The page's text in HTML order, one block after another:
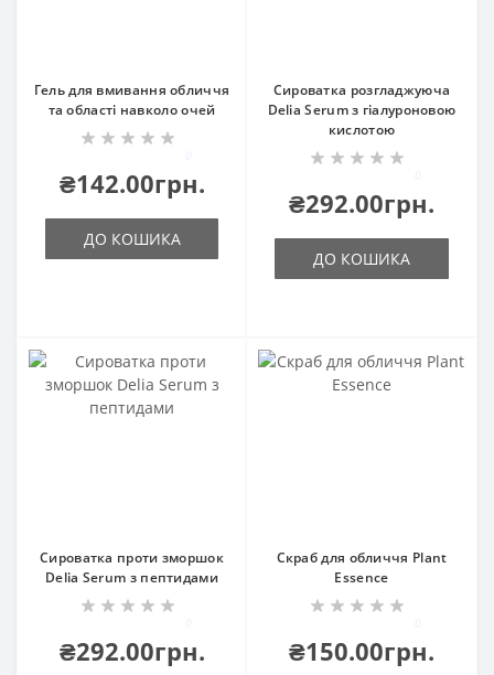
Гель для вмивання обличчя
та області навколо очей
₴142.00грн.
ДО КОШИКА
Сироватка розгладжуюча
Delia Serum з гіалуроновою
кислотою
₴292.00грн.
ДО КОШИКА
Сироватка проти зморшок
Delia Serum з пептидами
₴292.00грн.
Скраб для обличчя Plant
Essence
₴150.00грн.